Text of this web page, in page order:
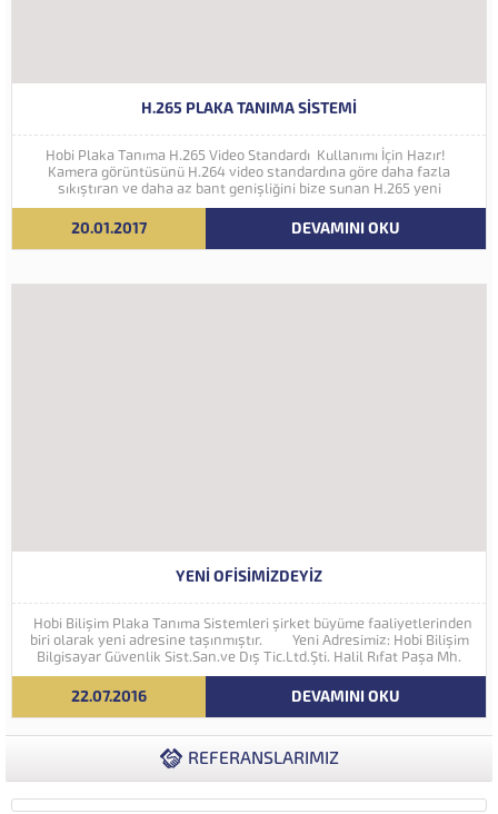
H.265 PLAKA TANIMA SISTEMI
Hobi Plaka Tanıma H.265 Video Standardı Kullanımı İçin Hazır!
Kamera görüntüsünü H.264 video standardına göre daha fazla
sıkıştıran ve daha az bant genişliğini bize sunan H.265 yeni
nesil kodlama teknolojisi Hobi Plaka Tanıma Sistemine eklenmiştir.
İleriki yıllarda 4K ve...
20.01.2017 DEVAMINI OKU
YENI OFISIMIZDEYIZ
Hobi Bilişim Plaka Tanıma Sistemleri şirket büyüme faaliyetlerinden
biri olarak yeni adresine taşınmıştır. Yeni Adresimiz: Hobi Bilişim
Bilgisayar Güvenlik Sist.San.ve Dış Tic.Ltd.Şti. Halil Rıfat Paşa Mh.
Perpa Ticaret Merkezi A Blok Kat:5 No:71-73 (34384) Şişli...
22.07.2016 DEVAMINI OKU
REFERANSLARIMIZ